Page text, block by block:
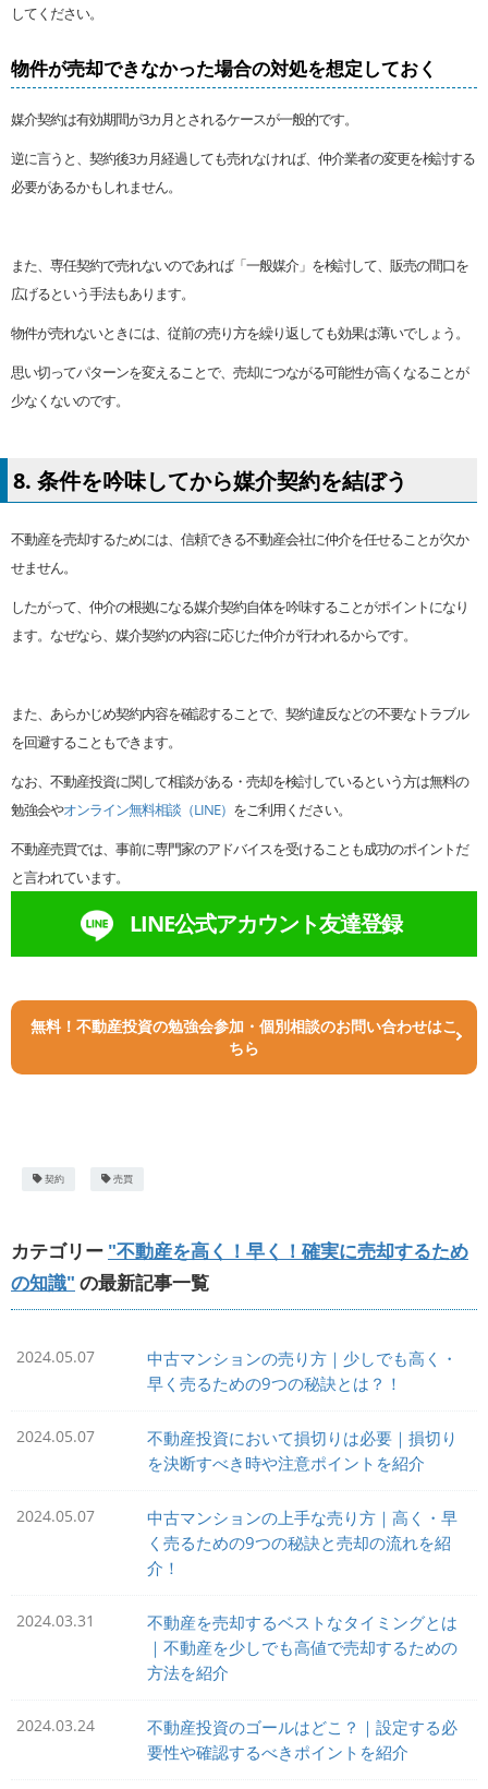
してください。
物件が売却できなかった場合の対処を想定しておく
媒介契約は有効期間が3カ月とされるケースが一般的です。
逆に言うと、契約後3カ月経過しても売れなければ、仲介業者の変更を検討する
必要があるかもしれません。
また、専任契約で売れないのであれば「一般媒介」を検討して、販売の間口を
広げるという手法もあります。
物件が売れないときには、従前の売り方を繰り返しても効果は薄いでしょう。
思い切ってパターンを変えることで、売却につながる可能性が高くなることが
少なくないのです。
8. 条件を吟味してから媒介契約を結ぼう
不動産を売却するためには、信頼できる不動産会社に仲介を任せることが欠か
せません。
したがって、仲介の根拠になる媒介契約自体を吟味することがポイントになり
ます。なぜなら、媒介契約の内容に応じた仲介が行われるからです。
また、あらかじめ契約内容を確認することで、契約違反などの不要なトラブル
を回避することもできます。
なお、不動産投資に関して相談がある・売却を検討しているという方は無料の
勉強会やオンライン無料相談（LINE） をご利用ください。
不動産売買では、事前に専門家のアドバイスを受けることも成功のポイントだ
と言われています。
LINE公式アカウント友達登録
無料！不動産投資の勉強会参加・個別相談のお問い合わせはこ
ちら
契約 売買
カテゴリー "不動産を高く！早く！確実に売却するため
の知識" の最新記事一覧
2024.05.07
中古マンションの売り方｜少しでも高く・
早く売るための9つの秘訣とは？！
2024.05.07
不動産投資において損切りは必要｜損切り
を決断すべき時や注意ポイントを紹介
2024.05.07
中古マンションの上手な売り方｜高く・早
く売るための9つの秘訣と売却の流れを紹
介！
2024.03.31
不動産を売却するベストなタイミングとは
｜不動産を少しでも高値で売却するための
方法を紹介
2024.03.24
不動産投資のゴールはどこ？｜設定する必
要性や確認するべきポイントを紹介